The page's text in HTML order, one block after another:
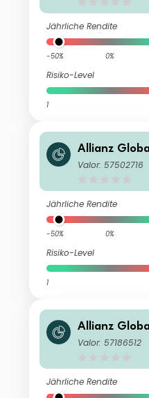
Jährliche Rendite
-50% 0%
Risiko-Level
1
Allianz
nz Emerging
Valor: 57502716
Jährliche Rendite
-50% 0%
Risiko-Level
1
Allianz
nz Emerging
Valor: 57186512
Jährliche Rendite